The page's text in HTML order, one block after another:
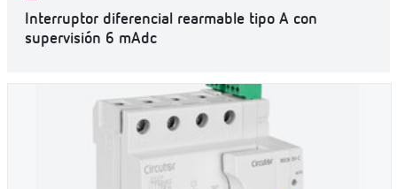
Interruptor diferencial rearmable tipo A con
supervisión 6 mAdc